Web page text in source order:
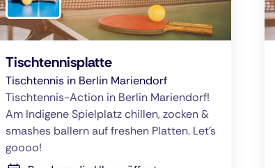
Tischtennisplatte
Tischtennis in Berlin Mariendorf
Tischtennis-Action in Berlin Mariendorf!
Am Indigene Spielplatz chillen, zocken &
smashes ballern auf freshen Platten. Let's
goooo!